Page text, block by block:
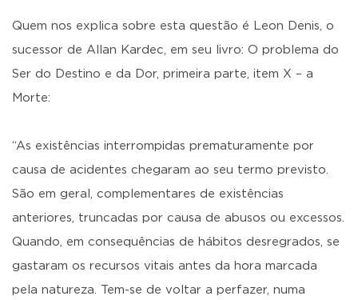
Quem nos explica sobre esta questão é Leon Denis, o
sucessor de Allan Kardec, em seu livro: O problema do
Ser do Destino e da Dor, primeira parte, item X – a
Morte:
“As existências interrompidas prematuramente por
causa de acidentes chegaram ao seu termo previsto.
São em geral, complementares de existências
anteriores, truncadas por causa de abusos ou excessos.
Quando, em consequências de hábitos desregrados, se
gastaram os recursos vitais antes da hora marcada
pela natureza. Tem-se de voltar a perfazer, numa